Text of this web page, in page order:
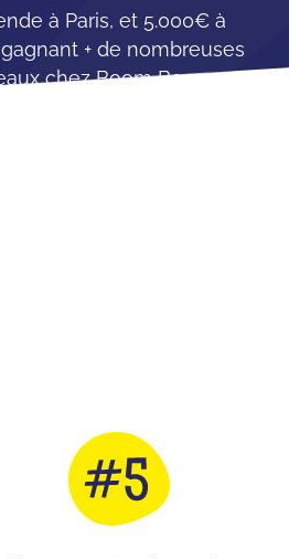
à Paris, et 5.000€ à
+ de nombreuses
chez Boom Boom